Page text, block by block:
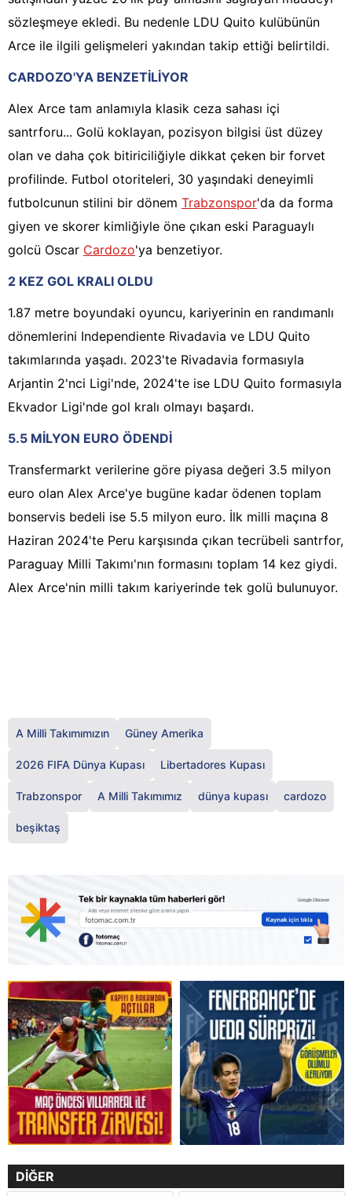
sözleşmeye ekledi. Bu nedenle LDU Quito kulübünün
Arce ile ilgili gelişmeleri yakından takip ettiği belirtildi.
CARDOZO'YA BENZETİLİYOR
Alex Arce tam anlamıyla klasik ceza sahası içi
santrforu... Golü koklayan, pozisyon bilgisi üst düzey
olan ve daha çok bitiriciliğiyle dikkat çeken bir forvet
profilinde. Futbol otoriteleri, 30 yaşındaki deneyimli
futbolcunun stilini bir dönem Trabzonspor'da da forma
giyen ve skorer kimliğiyle öne çıkan eski Paraguaylı
golcü Oscar Cardozo'ya benzetiyor.
2 KEZ GOL KRALI OLDU
1.87 metre boyundaki oyuncu, kariyerinin en randımanlı
dönemlerini Independiente Rivadavia ve LDU Quito
takımlarında yaşadı. 2023'te Rivadavia formasıyla
Arjantin 2'nci Ligi'nde, 2024'te ise LDU Quito formasıyla
Ekvador Ligi'nde gol kralı olmayı başardı.
5.5 MİLYON EURO ÖDENDİ
Transfermarkt verilerine göre piyasa değeri 3.5 milyon
euro olan Alex Arce'ye bugüne kadar ödenen toplam
bonservis bedeli ise 5.5 milyon euro. İlk milli maçına 8
Haziran 2024'te Peru karşısında çıkan tecrübeli santrfor,
Paraguay Milli Takımı'nın formasını toplam 14 kez giydi.
Alex Arce'nin milli takım kariyerinde tek golü bulunuyor.
A Milli Takımımızın Güney Amerika
2026 FIFA Dünya Kupası Libertadores Kupası
Trabzonspor A Milli Takımımız dünya kupası cardozo
beşiktaş
DİĞER